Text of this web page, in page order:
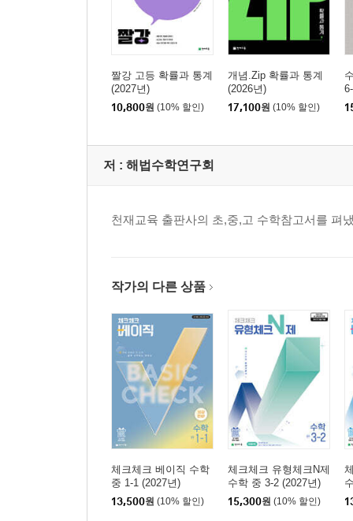
짤강 고등 확률과 통계
(2027년)
10,800원 (10% 할인)
개념.Zip 확률과 통계
(2026년)
17,100원 (10% 할인)
저 : 해법수학연구회
천재교육 출판사의 초,중,고 수학참고서를 펴
작가의 다른 상품
체크체크 베이직 수학
중 1-1 (2027년)
13,500원 (10% 할인)
체크체크 유형체크N제
수학 중 3-2 (2027년)
15,300원 (10% 할인)